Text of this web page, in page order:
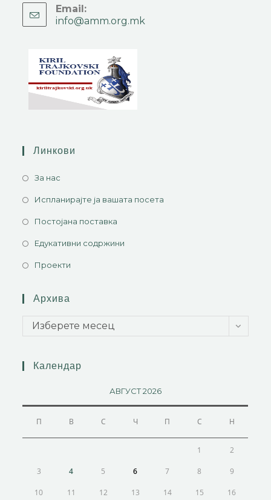
Email:
info@amm.org.mk
Линкови
За нас
Испланирајте ја вашата посета
Постојана поставка
Едукативни содржини
Проекти
Архива
Изберете месец
Календар
АВГУСТ 2026
П В С Ч П С Н
1 2
3 4 5 6 7 8 9
10 11 12 13 14 15 16